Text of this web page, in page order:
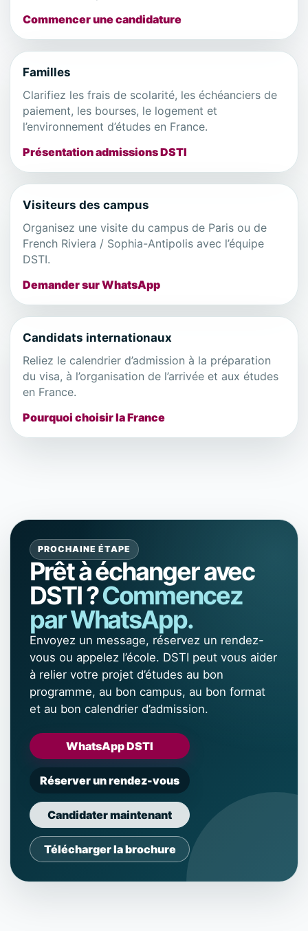
Commencer une candidature
Familles
Clarifiez les frais de scolarité, les échéanciers de
paiement, les bourses, le logement et
l’environnement d’études en France.
Présentation admissions DSTI
Visiteurs des campus
Organisez une visite du campus de Paris ou de
French Riviera / Sophia-Antipolis avec l’équipe
DSTI.
Demander sur WhatsApp
Candidats internationaux
Reliez le calendrier d’admission à la préparation
du visa, à l’organisation de l’arrivée et aux études
en France.
Pourquoi choisir la France
PROCHAINE ÉTAPE
Prêt à échanger avec
DSTI ?Commencez
par WhatsApp.
Envoyez un message, réservez un rendez-
vous ou appelez l’école. DSTI peut vous aider
à relier votre projet d’études au bon
programme, au bon campus, au bon format
et au bon calendrier d’admission.
WhatsApp DSTI
Réserver un rendez-vous
Candidater maintenant
Télécharger la brochure